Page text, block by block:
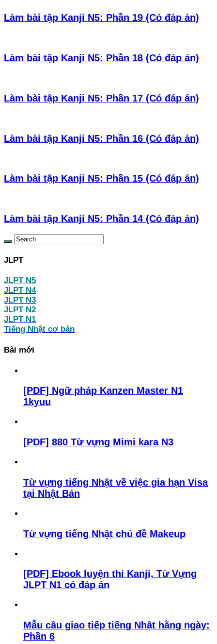
Làm bài tập Kanji N5: Phần 19 (Có đáp án)
Làm bài tập Kanji N5: Phần 18 (Có đáp án)
Làm bài tập Kanji N5: Phần 17 (Có đáp án)
Làm bài tập Kanji N5: Phần 16 (Có đáp án)
Làm bài tập Kanji N5: Phần 15 (Có đáp án)
Làm bài tập Kanji N5: Phần 14 (Có đáp án)
JLPT
JLPT N5
JLPT N4
JLPT N3
JLPT N2
JLPT N1
Tiếng Nhật cơ bản
Bài mới
[PDF] Ngữ pháp Kanzen Master N1
1kyuu
[PDF] 880 Từ vựng Mimi kara N3
Từ vựng tiếng Nhật về việc gia hạn Visa
tại Nhật Bản
Từ vựng tiếng Nhật chủ đề Makeup
[PDF] Ebook luyện thi Kanji, Từ Vựng
JLPT N1 có đáp án
Mẫu câu giao tiếp tiếng Nhật hằng ngày:
Phần 6